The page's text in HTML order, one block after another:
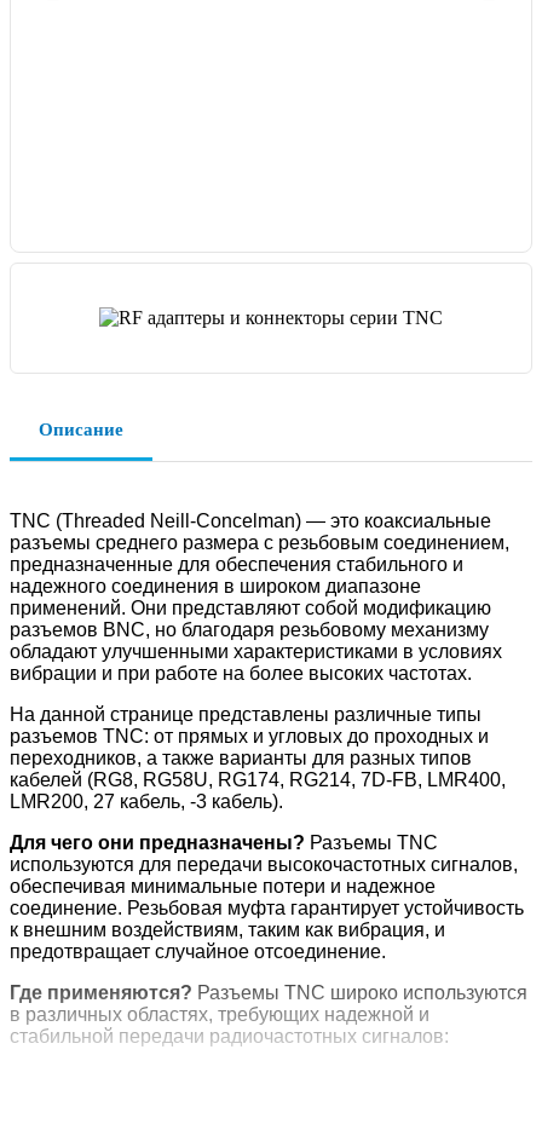
Описание
TNC (Threaded Neill-Concelman) — это коаксиальные
разъемы среднего размера с резьбовым соединением,
предназначенные для обеспечения стабильного и
надежного соединения в широком диапазоне
применений. Они представляют собой модификацию
разъемов BNC, но благодаря резьбовому механизму
обладают улучшенными характеристиками в условиях
вибрации и при работе на более высоких частотах.
На данной странице представлены различные типы
разъемов TNC: от прямых и угловых до проходных и
переходников, а также варианты для разных типов
кабелей (RG8, RG58U, RG174, RG214, 7D-FB, LMR400,
LMR200, 27 кабель, -3 кабель).
Для чего они предназначены? Разъемы TNC
используются для передачи высокочастотных сигналов,
обеспечивая минимальные потери и надежное
соединение. Резьбовая муфта гарантирует устойчивость
к внешним воздействиям, таким как вибрация, и
предотвращает случайное отсоединение.
Где применяются? Разъемы TNC широко используются
в различных областях, требующих надежной и
стабильной передачи радиочастотных сигналов: